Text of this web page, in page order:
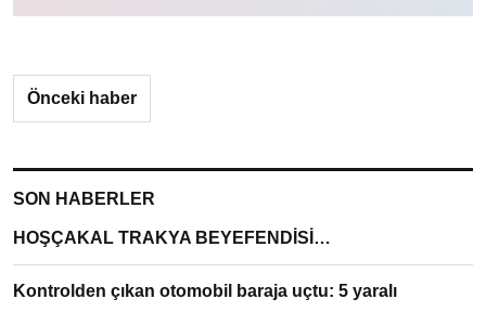
Önceki haber
SON HABERLER
HOŞÇAKAL TRAKYA BEYEFENDİSİ…
Kontrolden çıkan otomobil baraja uçtu: 5 yaralı